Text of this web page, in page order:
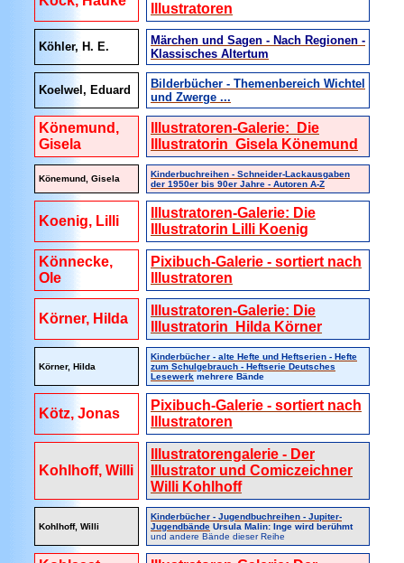
Illustratoren
Köhler, H. E.
Märchen und Sagen - Nach Regionen -
Klassisches Altertum
Koelwel, Eduard
Bilderbücher - Themenbereich Wichtel
und Zwerge ...
Könemund,
Gisela
Illustratoren-Galerie: Die
Illustratorin Gisela Könemund
Könemund, Gisela
Kinderbuchreihen - Schneider-Lackausgaben
der 1950er bis 90er Jahre - Autoren A-Z
Koenig, Lilli
Illustratoren-Galerie: Die
Illustratorin Lilli Koenig
Könnecke,
Ole
Pixibuch-Galerie - sortiert nach
Illustratoren
Körner, Hilda
Illustratoren-Galerie: Die
Illustratorin Hilda Körner
Körner, Hilda
Kinderbücher - alte Hefte und Heftserien - Hefte
zum Schulgebrauch - Heftserie Deutsches
Lesewerk mehrere Bände
Kötz, Jonas
Pixibuch-Galerie - sortiert nach
Illustratoren
Kohlhoff, Willi
Illustratorengalerie - Der
Illustrator und Comiczeichner
Willi Kohlhoff
Kohlhoff, Willi
Kinderbücher - Jugendbuchreihen - Jupiter-
Jugendbände Ursula Malin: Inge wird berühmt
und andere Bände dieser Reihe